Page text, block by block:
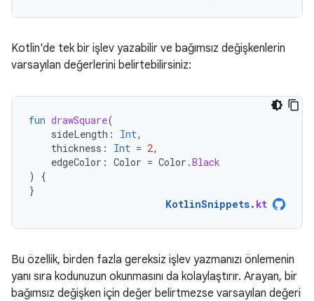
Kotlin'de tek bir işlev yazabilir ve bağımsız değişkenlerin
varsayılan değerlerini belirtebilirsiniz:
fun drawSquare(
sideLength : Int,
thickness : Int = 2,
edgeColor : Color = Color .Black
)
{
}
KotlinSnippets. kt
Bu özellik, birden fazla gereksiz işlev yazmanızı önlemenin
yanı sıra kodunuzun okunmasını da kolaylaştırır. Arayan, bir
bağımsız değişken için değer belirtmezse varsayılan değeri